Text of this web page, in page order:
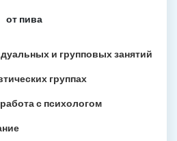
от пива
и групповых занятий
группах
с психологом